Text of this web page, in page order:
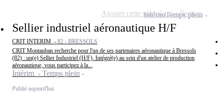
Sellier industriel aéronautique H/F
CRIT INTERIM - 82 - BRESSOLS
CRIT Montauban recherche pour l'un de ses partenaires aéronautique à Bressols
(82) : un(e) Sellier Industriel (H/F). Intégré(e) au sein d'un atelier de production
aéronautique, vous participez à la...
Intérim - Temps plein
Publié aujourd'hui
IntérimTemps plein
Ajouter cette offre à ma sélection